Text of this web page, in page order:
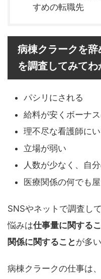
すめの転職先
病棟クラークを
を調査してみてわ
パシリにされる
給料が安くボーナ
理不尽な看護師に
立場が弱い
人数が少なく、自
医療関係の何でも
SNSやネットで調査し
悩みは仕事量に関する
関係に関すること が多
病棟クラークの仕事は